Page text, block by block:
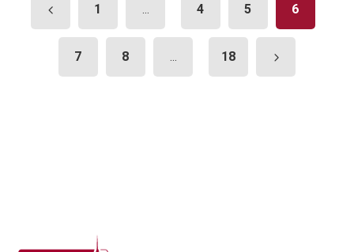
1 ... 4 5 6
7 8 ... 18